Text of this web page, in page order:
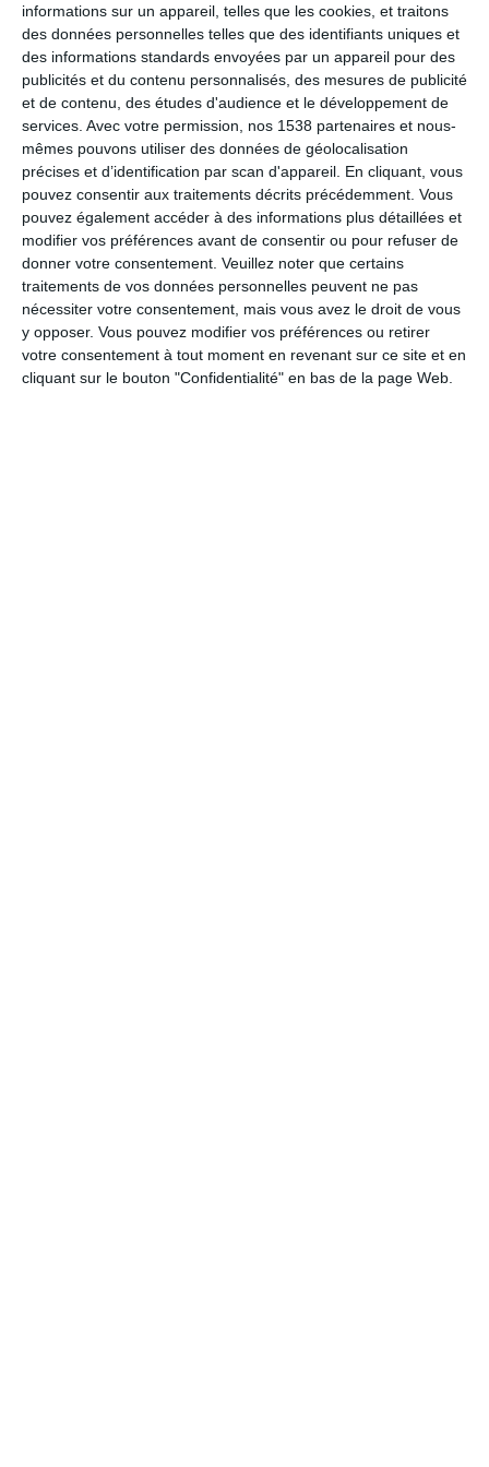
informations sur un appareil, telles que les cookies, et traitons
des données personnelles telles que des identifiants uniques et
des informations standards envoyées par un appareil pour des
publicités et du contenu personnalisés, des mesures de publicité
et de contenu, des études d'audience et le développement de
services. Avec votre permission, nos 1538 partenaires et nous-
mêmes pouvons utiliser des données de géolocalisation
précises et d’identification par scan d'appareil. En cliquant, vous
pouvez consentir aux traitements décrits précédemment. Vous
pouvez également accéder à des informations plus détaillées et
modifier vos préférences avant de consentir ou pour refuser de
donner votre consentement. Veuillez noter que certains
traitements de vos données personnelles peuvent ne pas
nécessiter votre consentement, mais vous avez le droit de vous
y opposer. Vous pouvez modifier vos préférences ou retirer
votre consentement à tout moment en revenant sur ce site et en
cliquant sur le bouton "Confidentialité" en bas de la page Web.
idées pour manger seinement et vous maintenir en
forme en vous faisant plaisir !
Commander sur Amazon
Tous les livres